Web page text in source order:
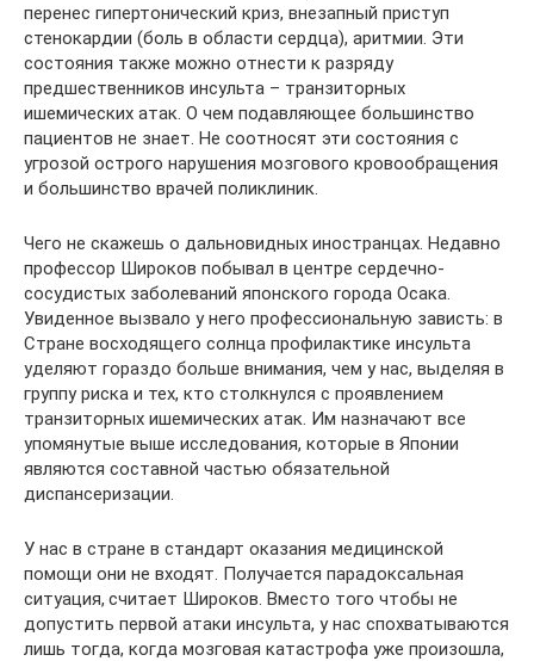
перенес гипертонический криз, внезапный приступ
стенокардии (боль в области сердца), аритмии. Эти
состояния также можно отнести к разряду
предшественников инсульта – транзиторных
ишемических атак. О чем подавляющее большинство
пациентов не знает. Не соотносят эти состояния с
угрозой острого нарушения мозгового кровообращения
и большинство врачей поликлиник.
Чего не скажешь о дальновидных иностранцах. Недавно
профессор Широков побывал в центре сердечно-
сосудистых заболеваний японского города Осака.
Увиденное вызвало у него профессиональную зависть: в
Стране восходящего солнца профилактике инсульта
уделяют гораздо больше внимания, чем у нас, выделяя в
группу риска и тех, кто столкнулся с проявлением
транзиторных ишемических атак. Им назначают все
упомянутые выше исследования, которые в Японии
являются составной частью обязательной
диспансеризации.
У нас в стране в стандарт оказания медицинской
помощи они не входят. Получается парадоксальная
ситуация, считает Широков. Вместо того чтобы не
допустить первой атаки инсульта, у нас спохватываются
лишь тогда, когда мозговая катастрофа уже произошла,